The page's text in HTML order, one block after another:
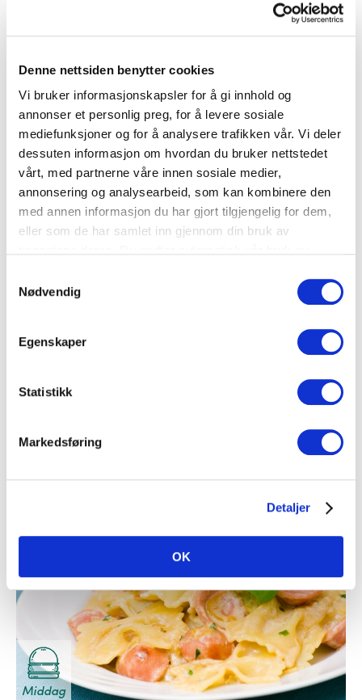
Denne nettsiden benytter cookies
Vi bruker informasjonskapsler for å gi innhold og
annonser et personlig preg, for å levere sosiale
mediefunksjoner og for å analysere trafikken vår. Vi deler
dessuten informasjon om hvordan du bruker nettstedet
vårt, med partnerne våre innen sosiale medier,
annonsering og analysearbeid, som kan kombinere den
med annen informasjon du har gjort tilgjengelig for dem,
eller som de har samlet inn gjennom din bruk av
Nødvendig
Egenskaper
Statistikk
Markedsføring
Detaljer
OK
Dessert
Potet i ny drakt
Potet
Fjærkre,Ris
Middag